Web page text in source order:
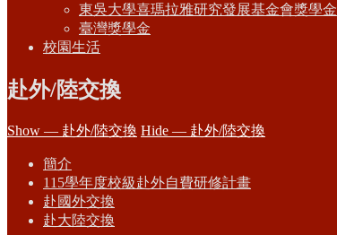
東吳大學喜瑪拉雅研究發展基金會獎學金
臺灣獎學金
校園生活
赴外/陸交換
Show — 赴外/陸交換 Hide — 赴外/陸交換
簡介
115學年度校級赴外自費研修計畫
赴國外交換
赴大陸交換